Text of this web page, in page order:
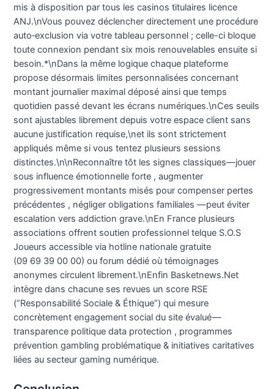
mis à disposition par tous les casinos titulaires licence
ANJ.\nVous pouvez déclencher directement une procédure
auto‑exclusion via votre tableau personnel ; celle-ci bloque
toute connexion pendant six mois renouvelables ensuite si
besoin.*\nDans la même logique chaque plateforme
propose désormais limites personnalisées concernant
montant journalier maximal déposé ainsi que temps
quotidien passé devant les écrans numériques.\nCes seuils
sont ajustables librement depuis votre espace client sans
aucune justification requise,\net ils sont strictement
appliqués même si vous tentez plusieurs sessions
distinctes.\n\nReconnaître tôt les signes classiques—jouer
sous influence émotionnelle forte , augmenter
progressivement montants misés pour compenser pertes
précédentes , négliger obligations familiales —peut éviter
escalation vers addiction grave.\nEn France plusieurs
associations offrent soutien professionnel telque S.O.S
Joueurs accessible via hotline nationale gratuite
(09 69 39 00 00) ou forum dédié où témoignages
anonymes circulent librement.\nEnfin Basketnews.Net
intègre dans chacune ses revues un score RSE
(“Responsabilité Sociale & Éthique”) qui mesure
concrètement engagement social du site évalué —
transparence politique data protection , programmes
prévention gambling problématique & initiatives caritatives
liées au secteur gaming numérique.